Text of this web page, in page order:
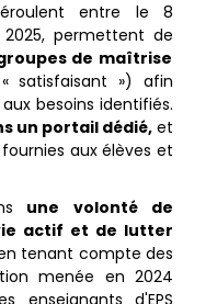
entre le 8
permettent de
de maîtrise
satisfaisant ») afin
besoins identifiés.
un portail dédié, et
aux élèves et
une volonté de
actif et de lutter
tenant compte des
menée en 2024
enseignants d'EPS